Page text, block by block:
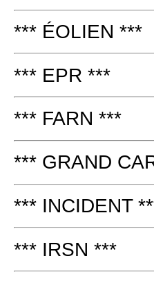
*** ÉOLIEN ***
*** EPR ***
*** FARN ***
*** GRAND
*** INCIDENT
*** IRSN ***